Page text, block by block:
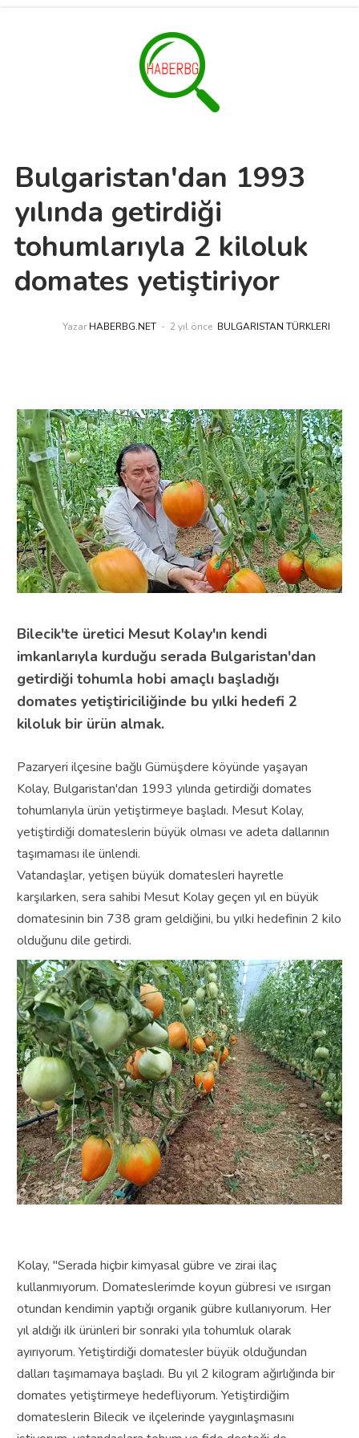
Bulgaristan'dan 1993
yılında getirdiği
tohumlarıyla 2 kiloluk
domates yetiştiriyor
Yazar HABERBG.NET 2 yıl önce BULGARISTAN TÜRKLERI
Bilecik'te üretici Mesut Kolay'ın kendi
imkanlarıyla kurduğu serada Bulgaristan'dan
getirdiği tohumla hobi amaçlı başladığı
domates yetiştiriciliğinde bu yılki hedefi 2
kiloluk bir ürün almak.
Pazaryeri ilçesine bağlı Gümüşdere köyünde yaşayan
Kolay, Bulgaristan'dan 1993 yılında getirdiği domates
tohumlarıyla ürün yetiştirmeye başladı. Mesut Kolay,
yetiştirdiği domateslerin büyük olması ve adeta dallarının
taşımaması ile ünlendi.
Vatandaşlar, yetişen büyük domatesleri hayretle
karşılarken, sera sahibi Mesut Kolay geçen yıl en büyük
domatesinin bin 738 gram geldiğini, bu yılki hedefinin 2 kilo
olduğunu dile getirdi.
Kolay, "Serada hiçbir kimyasal gübre ve zirai ilaç
kullanmıyorum. Domateslerimde koyun gübresi ve ısırgan
otundan kendimin yaptığı organik gübre kullanıyorum. Her
yıl aldığı ilk ürünleri bir sonraki yıla tohumluk olarak
ayırıyorum. Yetiştirdiği domatesler büyük olduğundan
dalları taşımamaya başladı. Bu yıl 2 kilogram ağırlığında bir
domates yetiştirmeye hedefliyorum. Yetiştirdiğim
domateslerin Bilecik ve ilçelerinde yaygınlaşmasını